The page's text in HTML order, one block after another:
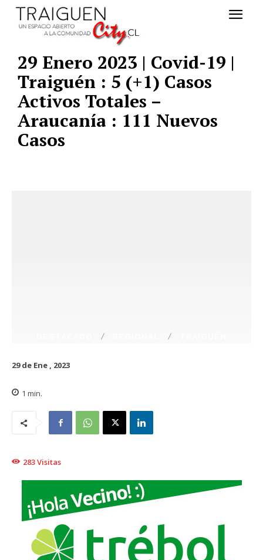
29 Enero 2023 | Covid-19 |
Traiguén : 5 (+1) Casos
Activos Totales –
Araucanía : 111 Nuevos
Casos
29 de Ene , 2023
1 min.
283Visitas